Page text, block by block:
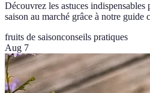
Découvrez les astuces
saison au marché grâce à notre guide
fruits de saisonconseils pratiques
Aug 7